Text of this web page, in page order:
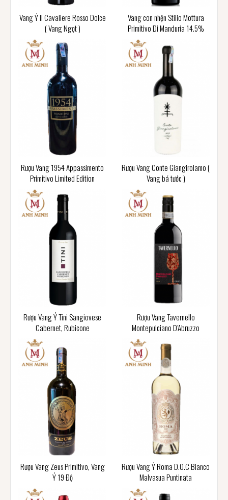
Vang Ý Il Cavaliere Rosso Dolce
( Vang Ngọt )
Vang con nhện Stilio Mottura
Primitivo Di Manduria 14.5%
Rượu Vang 1954 Appassimento
Primitivo Limited Edition
Rượu Vang Conte Giangirolamo (
Vang bá tước )
Rượu Vang Ý Tini Sangiovese
Cabernet, Rubicone
Rượu Vang Tavernello
Montepulciano D’Abruzzo
Rượu Vang Zeus Primitivo, Vang
Ý 19 Độ
Rượu Vang Ý Roma D.O.C Bianco
Malvasua Puntinata